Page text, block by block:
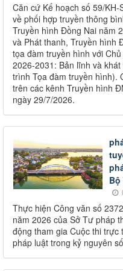
Căn cứ Kế hoạch số 59/
về phối hợp truyền thông
Truyền hình Đồng Nai năm
và Phát thanh, Truyền hình
tọa đàm truyền hình với
2026-2031: Bản lĩnh và
trình Tọa đàm truyền hình).
trên các kênh Truyền hình
ngày 29/7/2026.
Thực hiện Công văn số
năm 2026 của Sở Tư pháp
động tham gia Cuộc thi trực
pháp luật trong kỷ nguyên